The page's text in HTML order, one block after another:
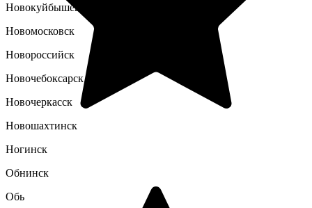
Новокуйбышевск
Новомосковск
Новороссийск
Новочебоксарск
Новочеркасск
Новошахтинск
Ногинск
Обнинск
Обь